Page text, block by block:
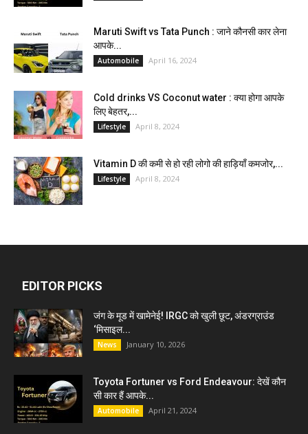
Maruti Swift vs Tata Punch : जाने कौनसी कार लेना
आपके...
Automobile April 16, 2024
Cold drinks VS Coconut water : क्या होगा आपके
लिए बेहतर,...
Lifestyle April 8, 2024
Vitamin D की कमी से हो रही लोगो की हाड़ियाँ कमजोर,...
Lifestyle April 8, 2024
EDITOR PICKS
जंग के मूड में खामेनेई! IRGC को खुली छूट, अंडरग्राउंड
‘मिसाइल...
News January 10, 2026
Toyota Fortuner vs Ford Endeavour: देखें कौन
सी कार हैं आपके...
Automobile April 21, 2024